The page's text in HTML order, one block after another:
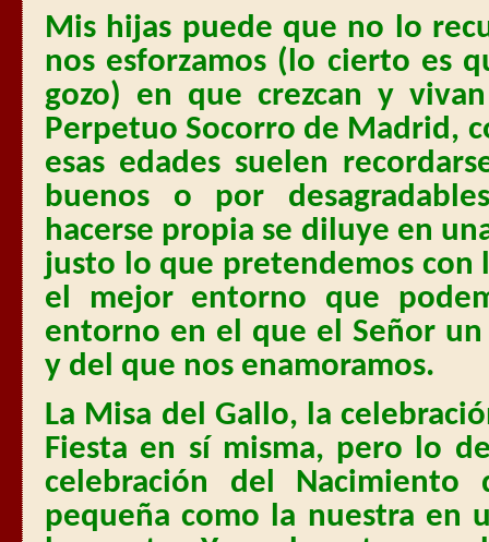
Mis hijas puede que no lo
nos esforzamos (lo cierto es
gozo) en que crezcan y
Perpetuo Socorro de Madrid,
esas edades suelen
buenos o por
hacerse propia se diluye en
justo lo que pretendemos con
el mejor entorno que
entorno en el que el Señor
y del que nos enamoramos.
La Misa del Gallo, la
Fiesta en sí misma, pero lo
celebración del
pequeña como la nuestra en